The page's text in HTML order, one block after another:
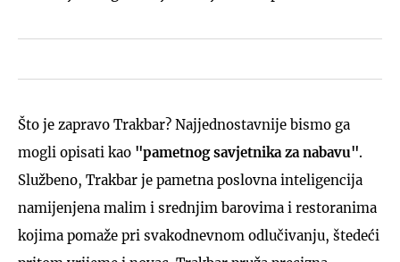
Što je zapravo Trakbar? Najjednostavnije bismo ga
mogli opisati kao "pametnog savjetnika za nabavu".
Službeno, Trakbar je pametna poslovna inteligencija
namijenjena malim i srednjim barovima i restoranima
kojima pomaže pri svakodnevnom odlučivanju, štedeći